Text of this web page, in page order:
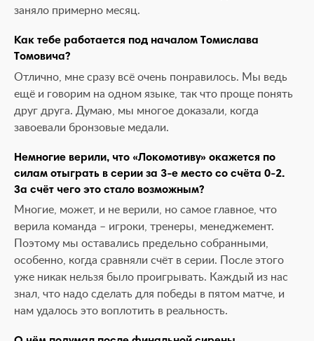
заняло примерно месяц.
Как тебе работается под началом Томислава
Томовича?
Отлично, мне сразу всё очень понравилось. Мы ведь
ещё и говорим на одном языке, так что проще понять
друг друга. Думаю, мы многое доказали, когда
завоевали бронзовые медали.
Немногие верили, что «Локомотиву» окажется по
силам отыграть в серии за 3-е место со счёта 0-2.
За счёт чего это стало возможным?
Многие, может, и не верили, но самое главное, что
верила команда – игроки, тренеры, менеджемент.
Поэтому мы оставались предельно собранными,
особенно, когда сравняли счёт в серии. После этого
уже никак нельзя было проигрывать. Каждый из нас
знал, что надо сделать для победы в пятом матче, и
нам удалось это воплотить в реальность.